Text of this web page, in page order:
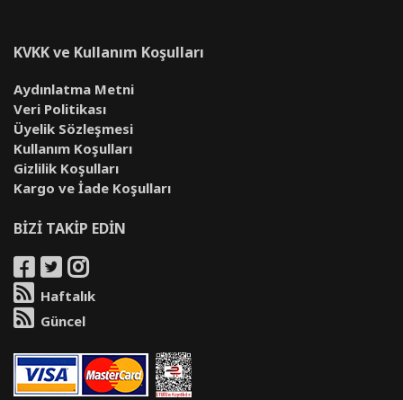
KVKK ve Kullanım Koşulları
Aydınlatma Metni
Veri Politikası
Üyelik Sözleşmesi
Kullanım Koşulları
Gizlilik Koşulları
Kargo ve İade Koşulları
BİZİ TAKİP EDİN
Haftalık
Güncel